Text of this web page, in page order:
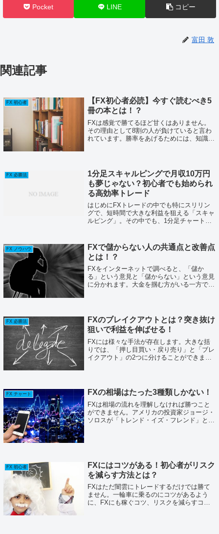
Pocket LINE コピー
富田 敦
関連記事
FX 初心者
【FX初心者必読】今すぐ読むべき5
冊の本とは！？
FXは感覚で勝てるほど甘くはありません。
その理由として8割の人が負けていると言わ
れています。勝率をあげるためには、知識を
を...
FX 必勝法
1分足スキャルピングで月収10万円
も夢じゃない？初心者でも始められ
る高効率トレード
はじめにFXトレードの中でも特にスリリン
グで、短時間で大きな利益を狙える「スキャ
ルピング」。その中でも、1分足チャートを
供します。しかし、1分足スキャルピング
は...
FX ノウハウ
FXで儲からない人の共通点と改善点
とは！？
FXをインターネットで調べると、「儲か
る」という意見と「儲からない」という意見
に分かれます。大金を掴む方がいる一方で、
と...
FX 必勝法
FXのブレイクアウトとは？突き抜け
狙いで利益を伸ばせる！
FXには様々な手法が存在します。大きな括
りでは、「押し目買い・戻り売り」と「ブレ
イクアウト」の2つに分けることができま
てい...
FX チャート FXの相場はたった3種類しかない！
FXは相場の流れを理解しなければ勝つこと
ができません。アメリカの投資家ジョージ・
ソロスが「トレンド・イズ・フレンド」とい
FX 初心者
FXにはコツがある！初心者がリスク
を減らす方法とは？
FXはただ闇雲にトレードするだけでは勝て
ません。一輪車に乗るのにコツがあるよう
に、FXにも稼ぐコツ、リスクを減らすコツ